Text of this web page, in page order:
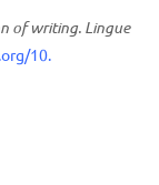
of writing. Lingue
10.